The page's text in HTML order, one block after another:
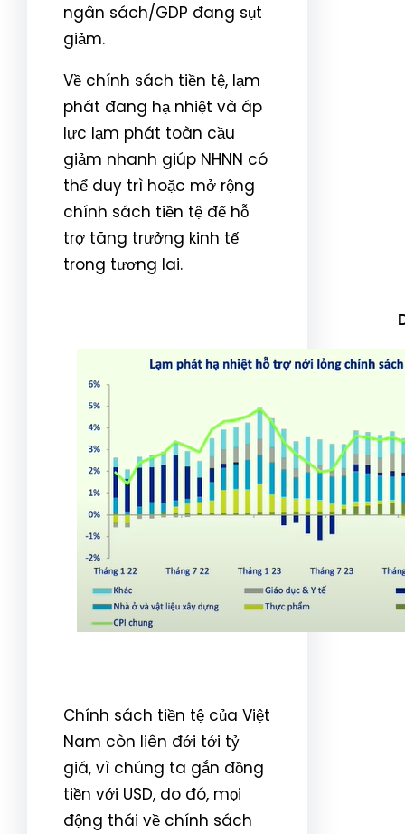
ngân sách/GDP đang sụt
giảm.
Về chính sách tiền tệ, lạm
phát đang hạ nhiệt và áp
lực lạm phát toàn cầu
giảm nhanh giúp NHNN có
thể duy trì hoặc mở rộng
chính sách tiền tệ để hỗ
trợ tăng trưởng kinh tế
trong tương lai.
Chính sách tiền tệ của Việt
Nam còn liên đới tới tỷ
giá, vì chúng ta gắn đồng
tiền với USD, do đó, mọi
động thái về chính sách